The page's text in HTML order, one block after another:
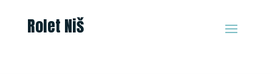
Rolet Niš